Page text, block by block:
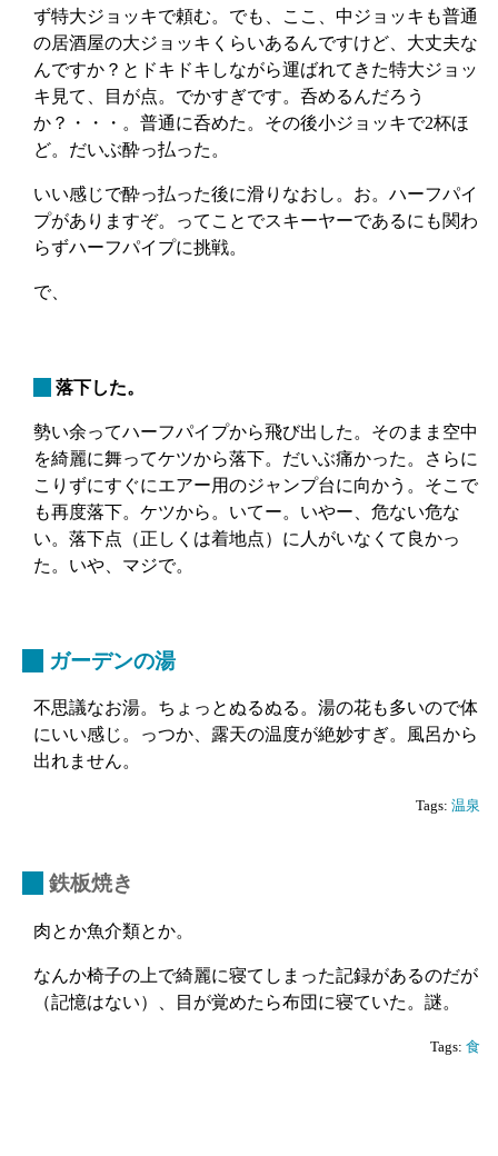
ず特大ジョッキで頼む。でも、ここ、中ジョッキも普通
の居酒屋の大ジョッキくらいあるんですけど、大丈夫な
んですか？とドキドキしながら運ばれてきた特大ジョッ
キ見て、目が点。でかすぎです。呑めるんだろう
か？・・・。普通に呑めた。その後小ジョッキで2杯ほ
ど。だいぶ酔っ払った。
いい感じで酔っ払った後に滑りなおし。お。ハーフパイ
プがありますぞ。ってことでスキーヤーであるにも関わ
らずハーフパイプに挑戦。
で、
落下した。
勢い余ってハーフパイプから飛び出した。そのまま空中
を綺麗に舞ってケツから落下。だいぶ痛かった。さらに
こりずにすぐにエアー用のジャンプ台に向かう。そこで
も再度落下。ケツから。いてー。いやー、危ない危な
い。落下点（正しくは着地点）に人がいなくて良かっ
た。いや、マジで。
ガーデンの湯
不思議なお湯。ちょっとぬるぬる。湯の花も多いので体
にいい感じ。っつか、露天の温度が絶妙すぎ。風呂から
出れません。
Tags: 温泉
鉄板焼き
肉とか魚介類とか。
なんか椅子の上で綺麗に寝てしまった記録があるのだが
（記憶はない）、目が覚めたら布団に寝ていた。謎。
Tags: 食